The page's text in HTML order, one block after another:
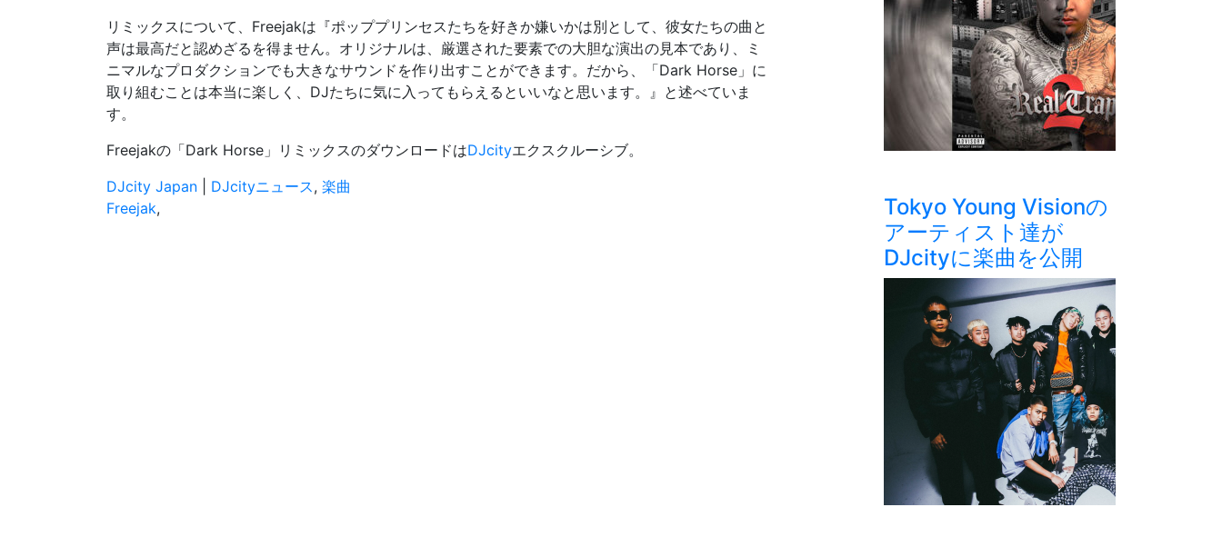
リミックスについて、Freejakは『ポッププリンセスたちを好きか嫌いかは別として、彼女たちの曲と
声は最高だと認めざるを得ません。オリジナルは、厳選された要素での大胆な演出の見本であり、ミ
ニマルなプロダクションでも大きなサウンドを作り出すことができます。だから、「Dark Horse」に
取り組むことは本当に楽しく、DJたちに気に入ってもらえるといいなと思います。』と述べていま
す。
Freejakの「Dark Horse」リミックスのダウンロードはDJcityエクスクルーシブ。
DJcity Japan
DJcityニュース, 楽曲
Freejak,
Tokyo Young Visionの
アーティスト達が
DJcityに楽曲を公開